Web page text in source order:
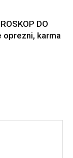
DO
oprezni, karma